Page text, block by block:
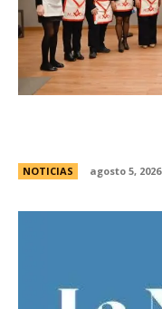
NOTICIAS agosto 5, 2026